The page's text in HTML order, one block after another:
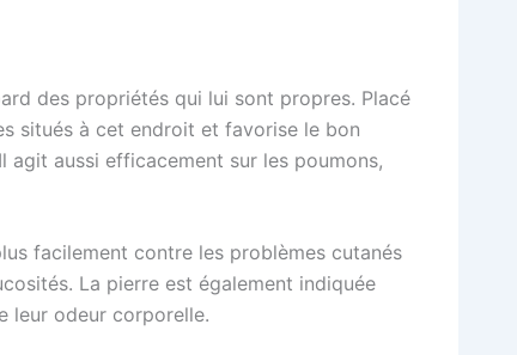
des propriétés qui lui sont propres. Placé
situés à cet endroit et favorise le bon
agit aussi efficacement sur les poumons,
facilement contre les problèmes cutanés
La pierre est également indiquée
leur odeur corporelle.